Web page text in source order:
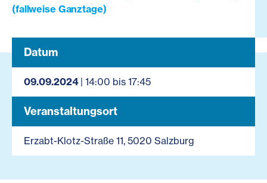
(fallweise Ganztage)
Datum
09.09.2024| 14:00 bis 17:45
Veranstaltungsort
Erzabt-Klotz-Straße 11, 5020 Salzburg